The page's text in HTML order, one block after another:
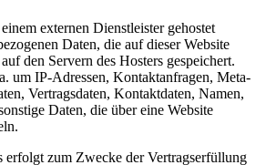
externen Dienstleister gehostet
Daten, die auf dieser Website
den Servern des Hosters gespeichert.
um IP-Adressen, Kontaktanfragen, Meta-
Vertragsdaten, Kontaktdaten, Namen,
Daten, die über eine Website
erfolgt zum Zwecke der Vertragserfüllung